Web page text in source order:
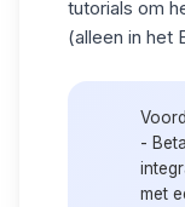
tutorials om
(alleen in het
-
met